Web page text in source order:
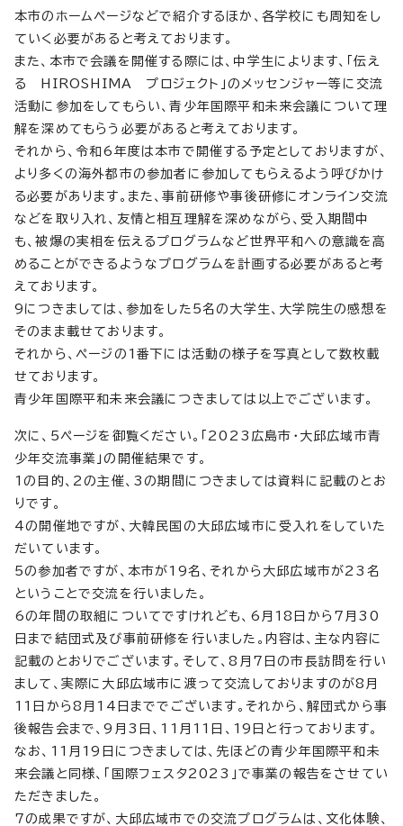
本市のホームページなどで紹介するほか、各学校にも周知をし
ていく必要があると考えております。
また、本市で会議を開催する際には、中学生によります、「伝え
る HIROSHIMA プロジェクト」のメッセンジャー等に交流
活動に参加をしてもらい、青少年国際平和未来会議について理
解を深めてもらう必要があると考えております。
それから、令和6年度は本市で開催する予定としておりますが、
より多くの海外都市の参加者に参加してもらえるよう呼びかけ
る必要があります。また、事前研修や事後研修にオンライン交流
などを取り入れ、友情と相互理解を深めながら、受入期間中
も、被爆の実相を伝えるプログラムなど世界平和への意識を高
めることができるようなプログラムを計画する必要があると考
えております。
9につきましては、参加をした5名の大学生、大学院生の感想を
そのまま載せております。
それから、ページの1番下には活動の様子を写真として数枚載
せております。
青少年国際平和未来会議につきましては以上でございます。
次に、5ページを御覧ください。「2023広島市・大邱広域市青
少年交流事業」の開催結果です。
1の目的、2の主催、3の期間につきましては資料に記載のとお
りです。
4の開催地ですが、大韓民国の大邱広域市に受入れをしていた
だいています。
5の参加者ですが、本市が19名、それから大邱広域市が23名
ということで交流を行いました。
6の年間の取組についてですけれども、6月18日から7月30
日まで結団式及び事前研修を行いました。内容は、主な内容に
記載のとおりでございます。そして、8月7日の市長訪問を行い
まして、実際に大邱広域市に渡って交流しておりますのが8月
11日から8月14日まででございます。それから、解団式から事
後報告会まで、9月3日、11月11日、19日と行っております。
なお、11月19日につきましては、先ほどの青少年国際平和未
来会議と同様、「国際フェスタ2023」で事業の報告をさせてい
ただきました。
7の成果ですが、大邱広域市での交流プログラムは、文化体験、